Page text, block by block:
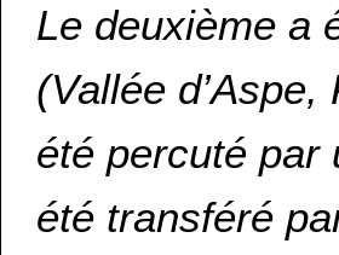
Le deuxième a
(Vallée
été percuté par
été transféré